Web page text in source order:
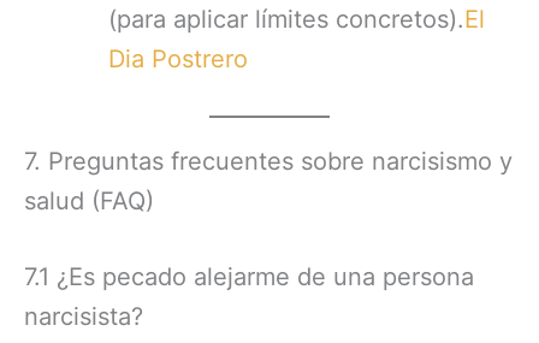
(para aplicar límites concretos).El
Dia Postrero
7. Preguntas frecuentes sobre narcisismo y
salud (FAQ)
7.1 ¿Es pecado alejarme de una persona
narcisista?